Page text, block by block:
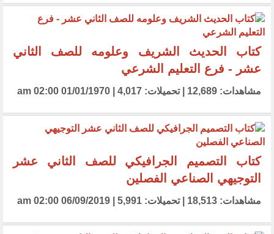
كتاب الحديث الشريف وعلومه للصف الثاني
عشر - فرع التعليم الشرعي
مشاهدات: 12,689 | تحميلات: 4,017 | 01/01/1970 02:00 am
كتاب التصميم الجرافيكي للصف الثاني عشر
التوجيهي الصناعي الفصلين
مشاهدات: 18,513 | تحميلات: 5,991 | 06/09/2019 02:00 am